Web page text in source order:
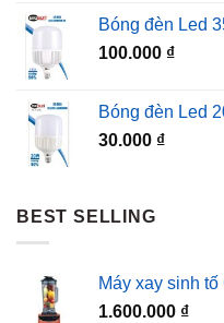
Bóng đèn Led
100.000 ₫
Bóng đèn Led
30.000 ₫
BEST SELLING
Máy xay sinh
1.600.000 ₫